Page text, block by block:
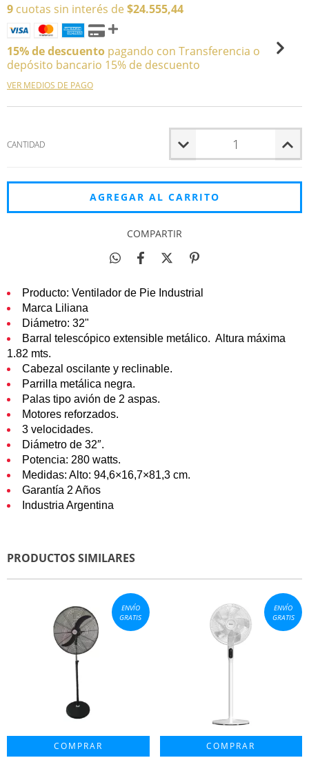
9 cuotas sin interés de $24.555,44
15% de descuento pagando con Transferencia o
depósito bancario 15% de descuento
VER MEDIOS DE PAGO
CANTIDAD
COMPARTIR
Producto: Ventilador de Pie Industrial
Marca Liliana
Diámetro: 32"
Barral telescópico extensible metálico. Altura máxima
1.82 mts.
Cabezal oscilante y reclinable.
Parrilla metálica negra.
Palas tipo avión de 2 aspas.
Motores reforzados.
3 velocidades.
Diámetro de 32″.
Potencia: 280 watts.
Medidas: Alto: 94,6×16,7×81,3 cm.
Garantía 2 Años
Industria Argentina
PRODUCTOS SIMILARES
ENVÍO
GRATIS
ENVÍO
GRATIS